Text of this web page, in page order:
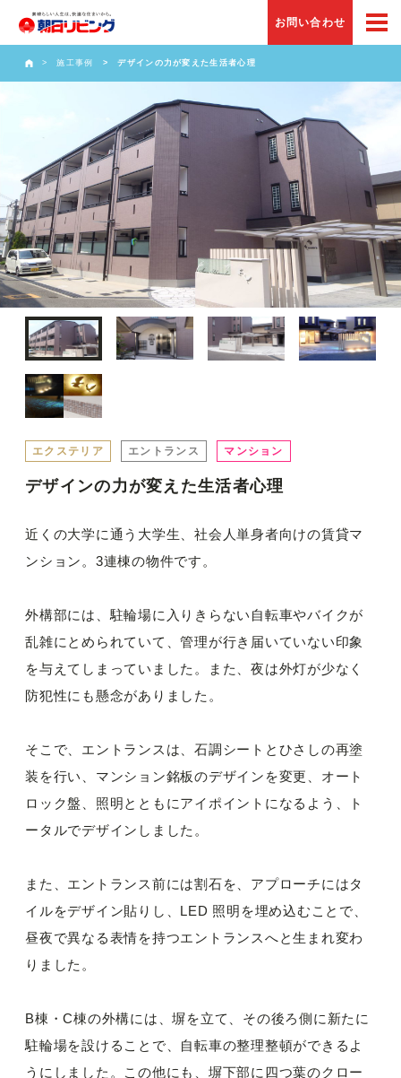
お問い合わせ
施工事例 デザインの力が変えた生活者心理
エクステリア エントランス マンション
デザインの力が変えた生活者心理
近くの大学に通う大学生、社会人単身者向けの賃貸マ
ンション。3連棟の物件です。
外構部には、駐輪場に入りきらない自転車やバイクが
乱雑にとめられていて、管理が行き届いていない印象
を与えてしまっていました。また、夜は外灯が少なく
防犯性にも懸念がありました。
そこで、エントランスは、石調シートとひさしの再塗
装を行い、マンション銘板のデザインを変更、オート
ロック盤、照明とともにアイポイントになるよう、ト
ータルでデザインしました。
また、エントランス前には割石を、アプローチにはタ
イルをデザイン貼りし、LED 照明を埋め込むことで、
昼夜で異なる表情を持つエントランスへと生まれ変わ
りました。
B棟・C棟の外構には、塀を立て、その後ろ側に新たに
駐輪場を設けることで、自転車の整理整頓ができるよ
うにしました。この他にも、塀下部に四つ葉のクロー